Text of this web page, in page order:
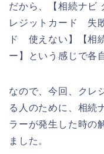
だから、【相続ナビ
レジットカード 失
ド 使えない】【相
ー】という感じで各
なので、今回、クレ
る人のために、相続
ラーが発生した時の
ました。